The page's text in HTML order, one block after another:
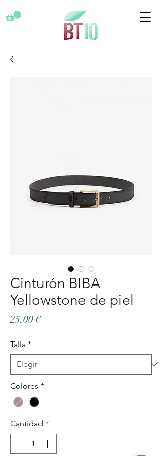
Cinturón BIBA
Yellowstone de piel
25,00 €Precio
Talla *
Colores *
Cantidad *